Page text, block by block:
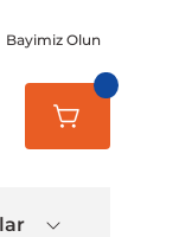
Bayimiz Olun